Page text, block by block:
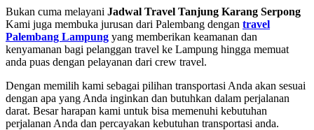
Bukan cuma melayani Jadwal Travel Tanjung Karang Serpong
Kami juga membuka jurusan dari Palembang dengan travel
Palembang Lampung yang memberikan keamanan dan
kenyamanan bagi pelanggan travel ke Lampung hingga memuat
anda puas dengan pelayanan dari crew travel.
Dengan memilih kami sebagai pilihan transportasi Anda akan sesuai
dengan apa yang Anda inginkan dan butuhkan dalam perjalanan
darat. Besar harapan kami untuk bisa memenuhi kebutuhan
perjalanan Anda dan percayakan kebutuhan transportasi anda.